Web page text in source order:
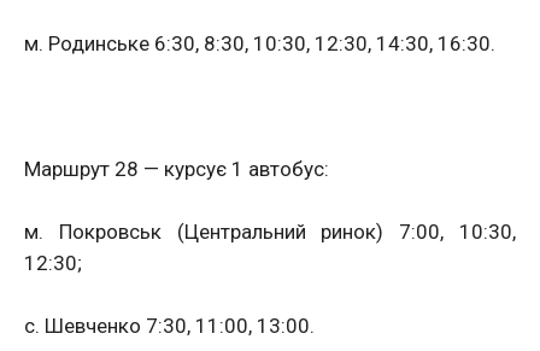
м. Родинське 6:30, 8:30, 10:30, 12:30, 14:30, 16:30.
Маршрут 28 — курсує 1 автобус:
м. Покровськ (Центральний ринок) 7:00, 10:30,
12:30;
с. Шевченко 7:30, 11:00, 13:00.